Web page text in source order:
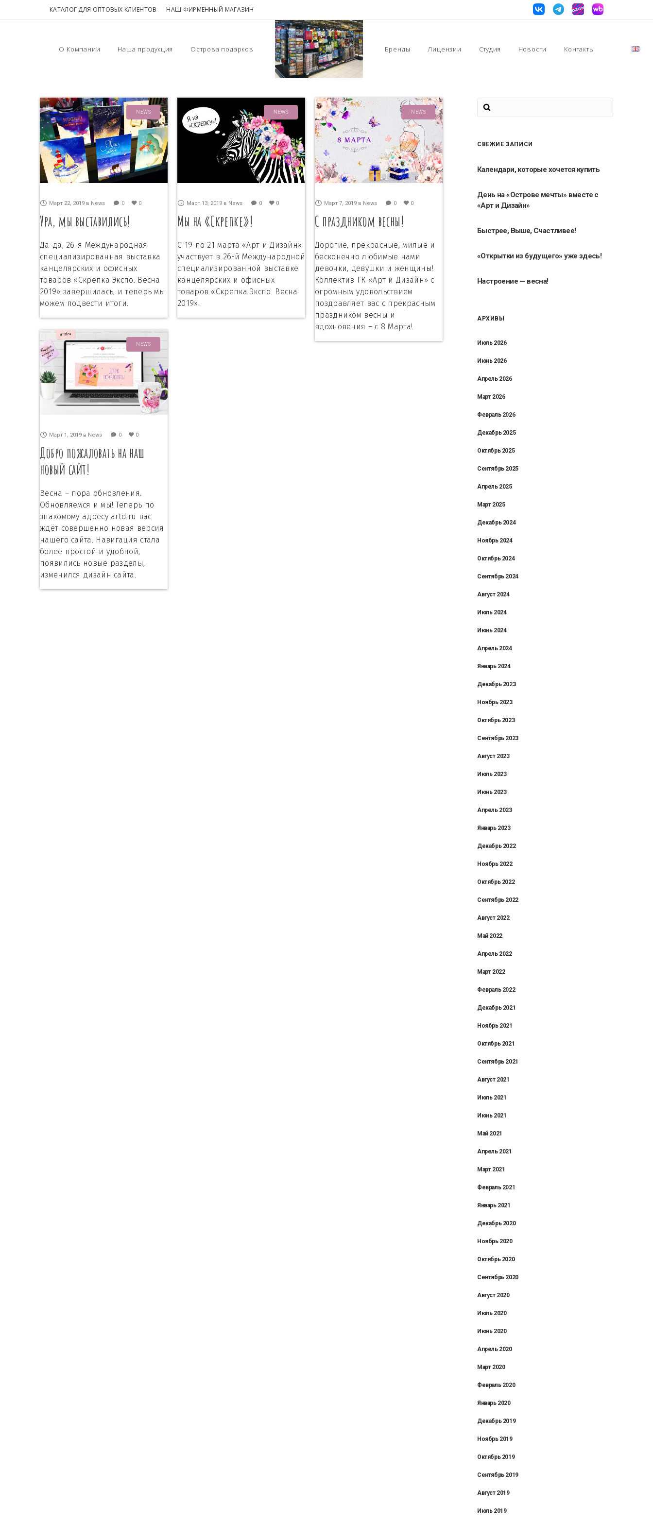
КАТАЛОГ ДЛЯ ОПТОВЫХ КЛИЕНТОВ НАШ ФИРМЕННЫЙ МАГАЗИН
О Компании Наша продукция Острова подарков Бренды Лицензии Студия Новости Контакты
NEWS
Март 22, 2019 в News 0 0
Ура, мы выставились!
Да-да, 26-я Международная
специализированная выставка
канцелярских и офисных
товаров «Скрепка Экспо. Весна
2019» завершилась, и теперь мы
можем подвести итоги.
NEWS
Март 13, 2019 в News 0 0
Мы на «Скрепке»!
С 19 по 21 марта «Арт и Дизайн»
участвует в 26-й Международной
специализированной выставке
канцелярских и офисных
товаров «Скрепка Экспо. Весна
2019».
NEWS
Март 7, 2019 в News 0 0
С праздником весны!
Дорогие, прекрасные, милые и
бесконечно любимые нами
девочки, девушки и женщины!
Коллектив ГК «Арт и Дизайн» с
огромным удовольствием
поздравляет вас с прекрасным
праздником весны и
вдохновения – с 8 Марта!
NEWS
Март 1, 2019 в News 0 0
Добро пожаловать на наш
новый сайт!
Весна – пора обновления.
Обновляемся и мы! Теперь по
знакомому адресу artd.ru вас
ждёт совершенно новая версия
нашего сайта. Навигация стала
более простой и удобной,
появились новые разделы,
изменился дизайн сайта.
СВЕЖИЕ ЗАПИСИ
Календари, которые хочется купить
День на «Острове мечты» вместе с
«Арт и Дизайн»
Быстрее, Выше, Счастливее!
«Открытки из будущего» уже здесь!
Настроение — весна!
АРХИВЫ
Июль 2026
Июнь 2026
Апрель 2026
Март 2026
Февраль 2026
Декабрь 2025
Октябрь 2025
Сентябрь 2025
Апрель 2025
Март 2025
Декабрь 2024
Ноябрь 2024
Октябрь 2024
Сентябрь 2024
Август 2024
Июль 2024
Июнь 2024
Апрель 2024
Январь 2024
Декабрь 2023
Ноябрь 2023
Октябрь 2023
Сентябрь 2023
Август 2023
Июль 2023
Июнь 2023
Апрель 2023
Январь 2023
Декабрь 2022
Ноябрь 2022
Октябрь 2022
Сентябрь 2022
Август 2022
Май 2022
Апрель 2022
Март 2022
Февраль 2022
Декабрь 2021
Ноябрь 2021
Октябрь 2021
Сентябрь 2021
Август 2021
Июль 2021
Июнь 2021
Май 2021
Апрель 2021
Март 2021
Февраль 2021
Январь 2021
Декабрь 2020
Ноябрь 2020
Октябрь 2020
Сентябрь 2020
Август 2020
Июль 2020
Июнь 2020
Апрель 2020
Март 2020
Февраль 2020
Январь 2020
Декабрь 2019
Ноябрь 2019
Октябрь 2019
Сентябрь 2019
Август 2019
Июль 2019